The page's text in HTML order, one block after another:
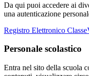
Da qui puoi accedere ai
una autenticazione
Registro Elettronico
Personale scolastico
Entra nel sito della scuola